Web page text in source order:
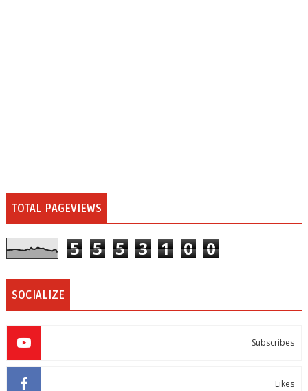
TOTAL PAGEVIEWS
5 5 5 3 1 0 0
SOCIALIZE
Subscribes
Likes